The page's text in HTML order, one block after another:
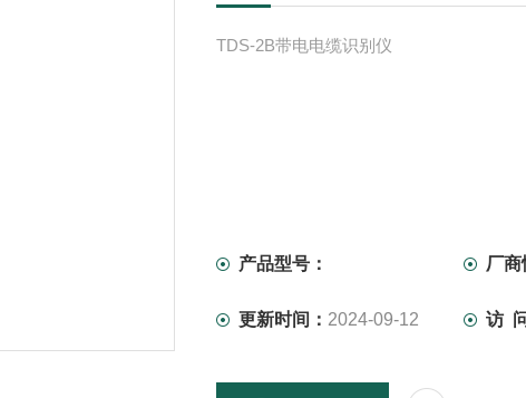
TDS-2B带电电缆识别仪
产品型号： 厂商
更新时间： 2024-09-12 访